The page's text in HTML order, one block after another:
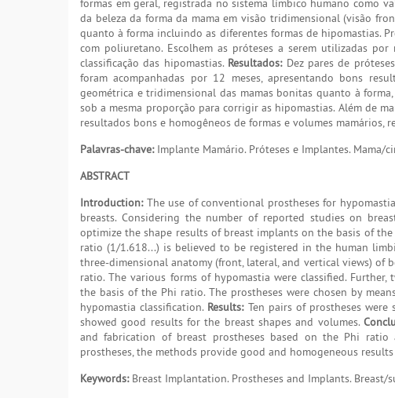
formas em geral, registrada no sistema límbico humano como
da beleza da forma da mama em visão tridimensional (visão
quanto à forma incluindo as diferentes formas de hipomastias.
com poliuretano. Escolhem as próteses a serem utilizadas
classificação das hipomastias. Resultados:Dez pares de
foram acompanhadas por 12 meses, apresentando bons
geométrica e tridimensional das mamas bonitas quanto à
sob a mesma proporção para corrigir as hipomastias. Além de
resultados bons e homogêneos de formas e volumes mamários,
Palavras-chave:Implante Mamário. Próteses e Implantes. Mama/
ABSTRACT
Introduction:The use of conventional prostheses for
breasts. Considering the number of reported studies on
optimize the shape results of breast implants on the basis of
ratio (1/1.618...) is believed to be registered in the human
three-dimensional anatomy (front, lateral, and vertical views) of
ratio. The various forms of hypomastia were classified.
the basis of the Phi ratio. The prostheses were chosen by
hypomastia classification. Results:Ten pairs of prostheses
showed good results for the breast shapes and volumes.
and fabrication of breast prostheses based on the Phi
prostheses, the methods provide good and homogeneous
Keywords:Breast Implantation. Prostheses and Implants. Breast/